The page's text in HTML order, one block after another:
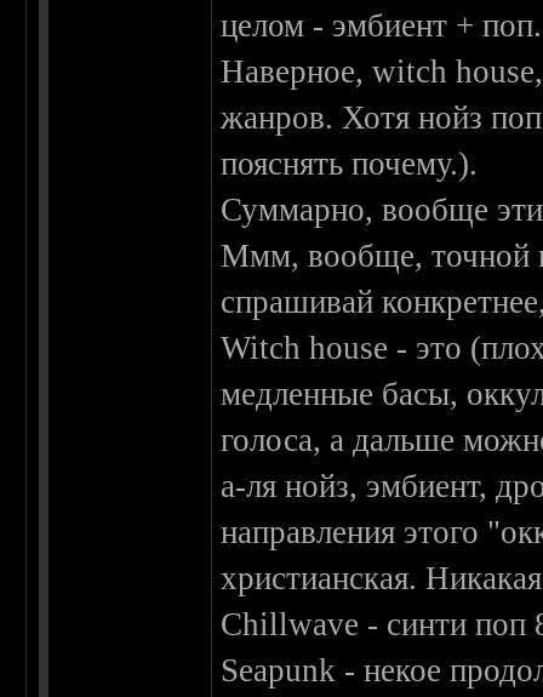
целом - эмбиент +
Наверное, witch
жанров. Хотя нойз
пояснять почему.).
Суммарно, вообще
Ммм, вообще, точной
спрашивай
Witch house - это
медленные басы,
голоса, а дальше
а-ля нойз, эмбиент,
направления этого
христианская.
Chillwave - синти
Seapunk - некое